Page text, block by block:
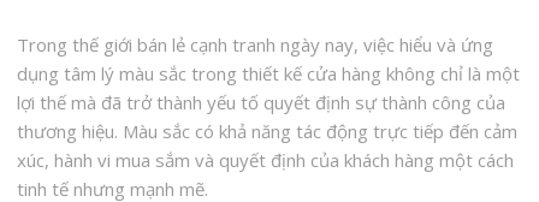
Trong thế giới bán lẻ cạnh tranh ngày nay, việc hiểu và ứng
dụng tâm lý màu sắc trong thiết kế cửa hàng không chỉ là một
lợi thế mà đã trở thành yếu tố quyết định sự thành công của
thương hiệu. Màu sắc có khả năng tác động trực tiếp đến cảm
xúc, hành vi mua sắm và quyết định của khách hàng một cách
tinh tế nhưng mạnh mẽ.